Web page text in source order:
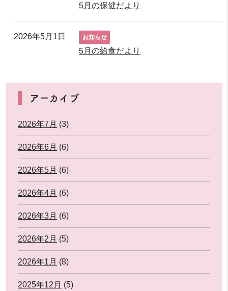
5月の保健だより
2026年5月1日 お知らせ
5月の給食だより
アーカイブ
2026年7月 (3)
2026年6月 (6)
2026年5月 (6)
2026年4月 (6)
2026年3月 (6)
2026年2月 (5)
2026年1月 (8)
2025年12月 (5)